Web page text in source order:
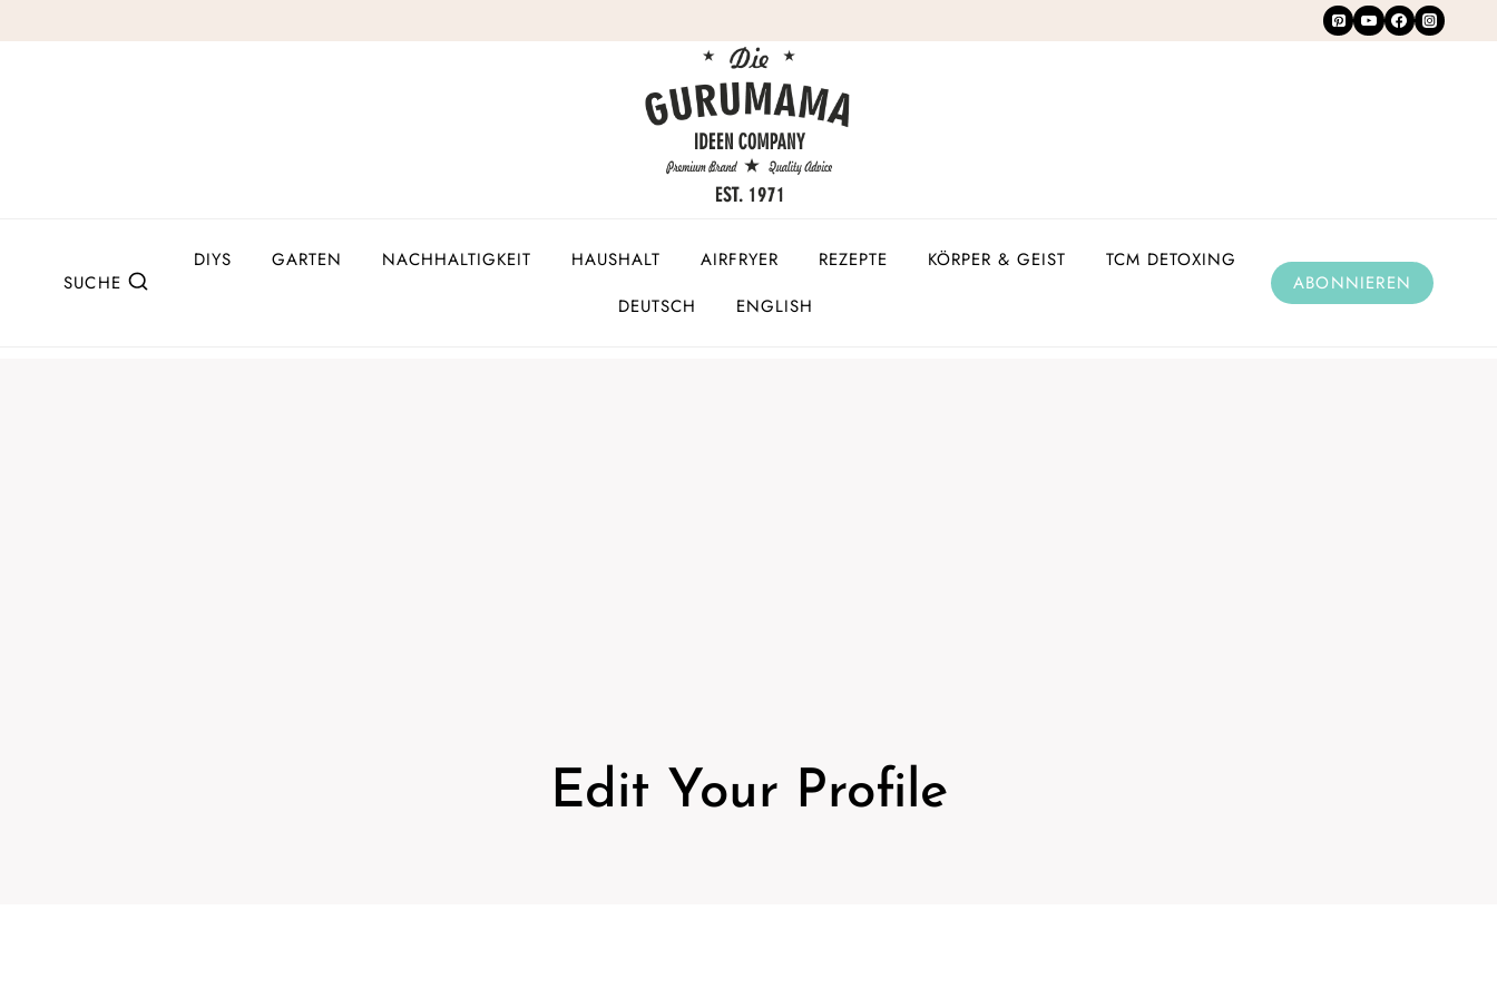
Inhalt
SUCHE
DIYS GARTEN NACHHALTIGKEIT HAUSHALT AIRFRYER REZEPTE KÖRPER & GEIST
TCM DETOXING
DEUTSCH
ENGLISH
ABONNIEREN
Edit Your Profile